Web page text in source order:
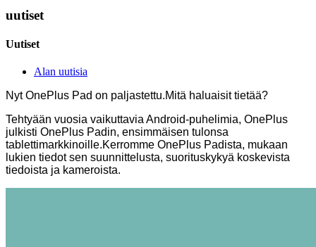
uutiset
Uutiset
Alan uutisia
Nyt OnePlus Pad on paljastettu.Mitä haluaisit tietää?
Tehtyään vuosia vaikuttavia Android-puhelimia, OnePlus
julkisti OnePlus Padin, ensimmäisen tulonsa
tablettimarkkinoille.Kerromme OnePlus Padista, mukaan
lukien tiedot sen suunnittelusta, suorituskykyä koskevista
tiedoista ja kameroista.